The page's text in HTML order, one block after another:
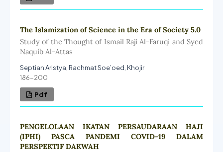
The Islamization of Science in the Era of Society 5.0
Study of the Thought of Ismail Raji Al-Faruqi and Syed
Naquib Al-Attas
Septian Aristya, Rachmat Soe’oed, Khojir
186-200
Pdf
PENGELOLAAN IKATAN PERSAUDARAAN HAJI
(IPHI) PASCA PANDEMI COVID-19 DALAM
PERSPEKTIF DAKWAH